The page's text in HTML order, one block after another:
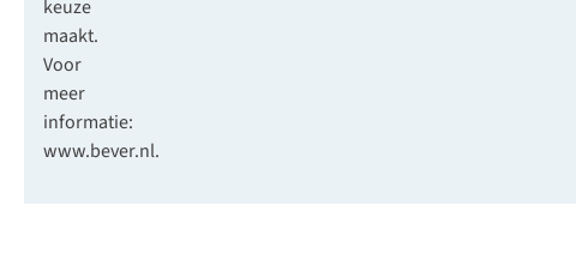
keuze
maakt.
Voor
meer
informatie:
www.bever.nl.